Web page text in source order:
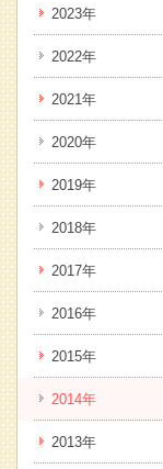
2023年
2022年
2021年
2020年
2019年
2018年
2017年
2016年
2015年
2014年
2013年